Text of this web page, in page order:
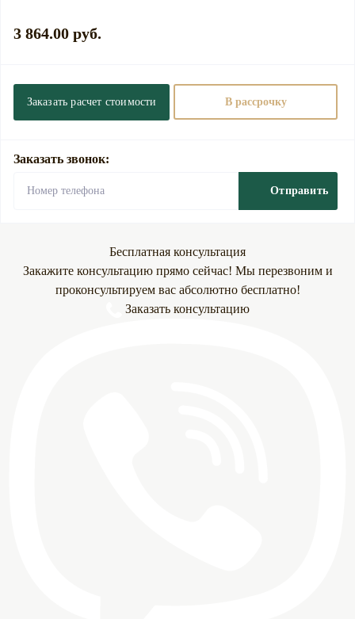
3 864.00 руб.
Заказать расчет стоимости В рассрочку
Заказать звонок:
Отправить
Бесплатная консультация
Закажите консультацию прямо сейчас! Мы перезвоним и
проконсультируем вас абсолютно бесплатно!
Заказать консультацию